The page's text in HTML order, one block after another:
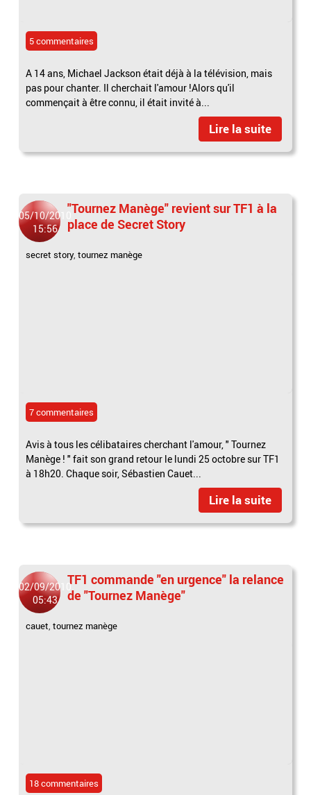
5 commentaires
A 14 ans, Michael Jackson était déjà à la télévision, mais
pas pour chanter. Il cherchait l'amour !Alors qu'il
commençait à être connu, il était invité à...
Lire la suite
05/10/2010
15:56
"Tournez Manège" revient sur TF1 à la
place de Secret Story
secret story,tournez manège
7 commentaires
Avis à tous les célibataires cherchant l'amour, " Tournez
Manège ! " fait son grand retour le lundi 25 octobre sur TF1
à 18h20. Chaque soir, Sébastien Cauet...
Lire la suite
02/09/2010
05:43
TF1 commande "en urgence" la relance
de "Tournez Manège"
cauet,tournez manège
18 commentaires